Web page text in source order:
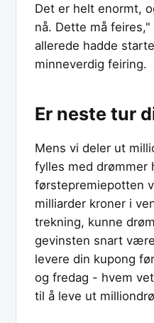
Det er helt enormt,
nå. Dette må
allerede hadde
minneverdig feiring.
Er neste tur
Mens vi deler ut
fylles med drømmer
førstepremiepotten
milliarder kroner i
trekning, kunne
gevinsten snart
levere din kupong
og fredag - hvem
til å leve ut